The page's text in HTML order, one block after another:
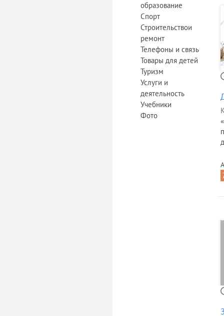
образование
Спорт
Строительствои
ремонт
Телефоны и связь
Товары для детей
Туризм
Услуги и
деятельность
Учебники
Фото